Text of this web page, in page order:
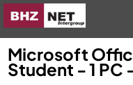
Microsoft
Student - 1 PC